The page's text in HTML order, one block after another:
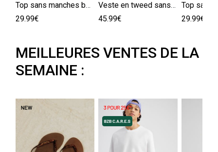
Top sans manches boutonné
29.99€
Veste en tweed sans manches
45.99€
29.99€
MEILLEURES VENTES DE LA
SEMAINE :